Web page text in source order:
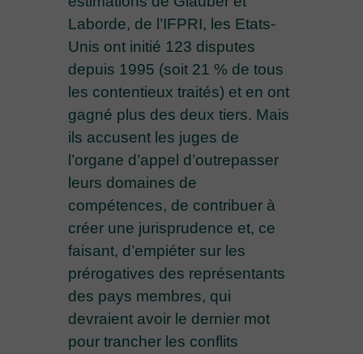
Laborde, de l’IFPRI, les Etats-
Unis ont initié 123 disputes
depuis 1995 (soit 21 % de tous
les contentieux traités) et en ont
gagné plus des deux tiers. Mais
ils accusent les juges de
l’organe d’appel d’outrepasser
leurs domaines de
compétences, de contribuer à
créer une jurisprudence et, ce
faisant, d’empiéter sur les
prérogatives des représentants
des pays membres, qui
devraient avoir le dernier mot
pour trancher les conflits